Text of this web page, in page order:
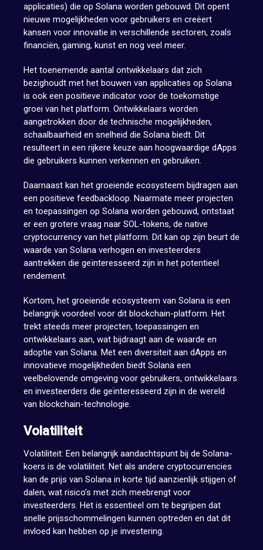
applicaties) die op Solana worden gebouwd. Dit opent
nieuwe mogelijkheden voor gebruikers en creëert
kansen voor innovatie in verschillende sectoren, zoals
financiën, gaming, kunst en nog veel meer.
Het toenemende aantal ontwikkelaars dat zich
bezighoudt met het bouwen van applicaties op Solana
is ook een positieve indicator voor de toekomstige
groei van het platform. Ontwikkelaars worden
aangetrokken door de technische mogelijkheden,
schaalbaarheid en snelheid die Solana biedt. Dit
resulteert in een rijkere keuze aan hoogwaardige dApps
die gebruikers kunnen verkennen en gebruiken.
Daarnaast kan het groeiende ecosysteem bijdragen aan
een positieve feedbackloop. Naarmate meer projecten
en toepassingen op Solana worden gebouwd, ontstaat
er een grotere vraag naar SOL-tokens, de native
cryptocurrency van het platform. Dit kan op zijn beurt de
waarde van Solana verhogen en investeerders
aantrekken die geïnteresseerd zijn in het potentieel
rendement.
Kortom, het groeiende ecosysteem van Solana is een
belangrijk voordeel voor dit blockchain-platform. Het
trekt steeds meer projecten, toepassingen en
ontwikkelaars aan, wat bijdraagt aan de waarde en
adoptie van Solana. Met een diversiteit aan dApps en
innovatieve mogelijkheden biedt Solana een
veelbelovende omgeving voor gebruikers, ontwikkelaars
en investeerders die geïnteresseerd zijn in de wereld
van blockchain-technologie.
Volatiliteit
Volatiliteit: Een belangrijk aandachtspunt bij de Solana-
koers is de volatiliteit. Net als andere cryptocurrencies
kan de prijs van Solana in korte tijd aanzienlijk stijgen of
dalen, wat risico’s met zich meebrengt voor
investeerders. Het is essentieel om te begrijpen dat
snelle prijsschommelingen kunnen optreden en dat dit
invloed kan hebben op je investering.